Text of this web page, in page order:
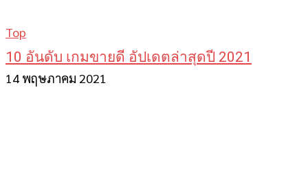
Top
10 อันดับ เกมขายดี อัปเดตล่าสุดปี 2021
14 พฤษภาคม 2021